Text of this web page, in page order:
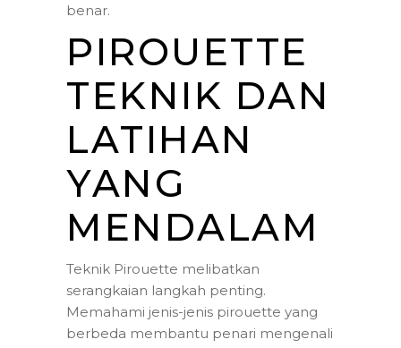
benar.
PIROUETTE
TEKNIK DAN
LATIHAN
YANG
MENDALAM
Teknik Pirouette melibatkan
serangkaian langkah penting.
Memahami jenis-jenis pirouette yang
berbeda membantu penari mengenali